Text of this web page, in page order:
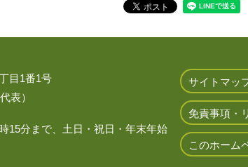
目1番1号
表）
15分まで、土日・祝日・年末年始
サイトマッ
免責事項・
このホーム